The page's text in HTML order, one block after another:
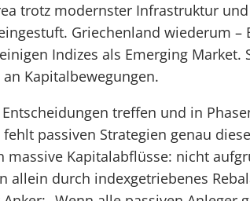
trotz modernster Infrastruktur
Griechenland wiederum –
Indizes als Emerging Market.
Kapitalbewegungen.
treffen und in
passiven Strategien genau
Kapitalabflüsse: nicht
allein durch indexgetriebenes